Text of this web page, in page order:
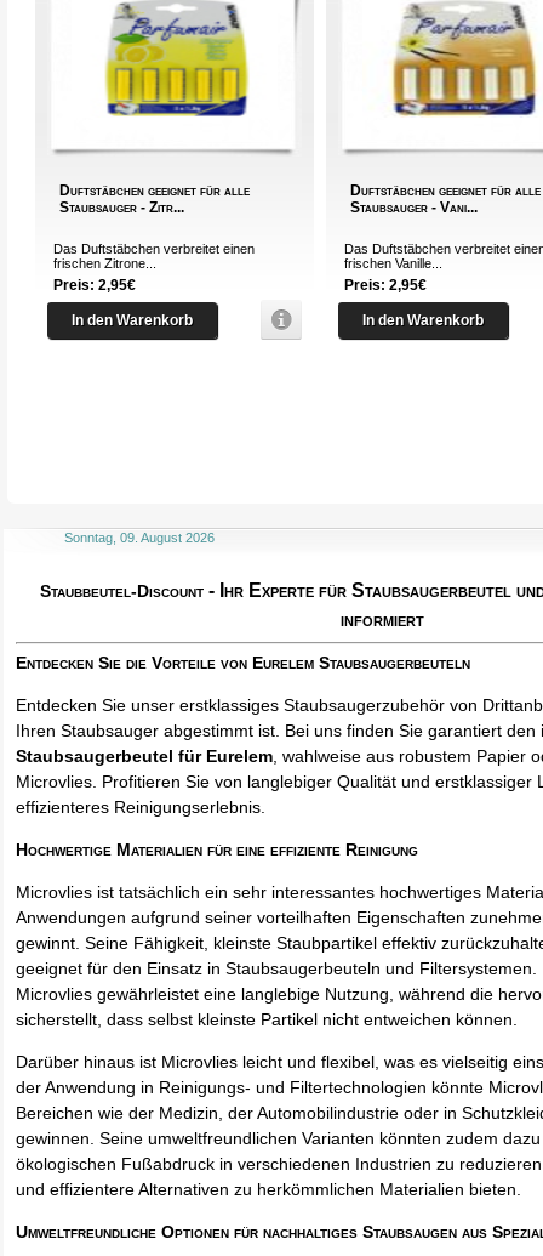
Duftstäbchen geeignet für alle
Staubsauger - Zitr...
Das Duftstäbchen verbreitet einen
frischen Zitrone...
Preis: 2,95€
In den Warenkorb
Duftstäbchen geeignet für alle
Staubsauger - Vani...
Das Duftstäbchen verbreitet
frischen Vanille...
Preis: 2,95€
In den Warenkorb
Sonntag, 09. August 2026
Staubbeutel-Discount - Ihr Experte für Staubsaugerbeutel
informiert
Entdecken Sie die Vorteile von Eurelem Staubsaugerbeuteln
Entdecken Sie unser erstklassiges Staubsaugerzubehör von
Ihren Staubsauger abgestimmt ist. Bei uns finden Sie garantiert den
Staubsaugerbeutel für Eurelem, wahlweise aus robustem Papier
Microvlies. Profitieren Sie von langlebiger Qualität und erstklassiger
effizienteres Reinigungserlebnis.
Hochwertige Materialien für eine effiziente Reinigung
Microvlies ist tatsächlich ein sehr interessantes hochwertiges
Anwendungen aufgrund seiner vorteilhaften Eigenschaften
gewinnt. Seine Fähigkeit, kleinste Staubpartikel effektiv
geeignet für den Einsatz in Staubsaugerbeuteln und
Microvlies gewährleistet eine langlebige Nutzung, während die
sicherstellt, dass selbst kleinste Partikel nicht entweichen können.
Darüber hinaus ist Microvlies leicht und flexibel, was es vielseitig
der Anwendung in Reinigungs- und Filtertechnologien könnte
Bereichen wie der Medizin, der Automobilindustrie oder in
gewinnen. Seine umweltfreundlichen Varianten könnten zudem
ökologischen Fußabdruck in verschiedenen Industrien zu
und effizientere Alternativen zu herkömmlichen Materialien bieten.
Umweltfreundliche Optionen für nachhaltiges Staubsaugen aus